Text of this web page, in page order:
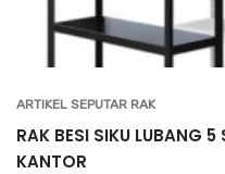
ARTIKEL SEPUTAR RAK
RAK BESI SIKU LUBANG
KANTOR